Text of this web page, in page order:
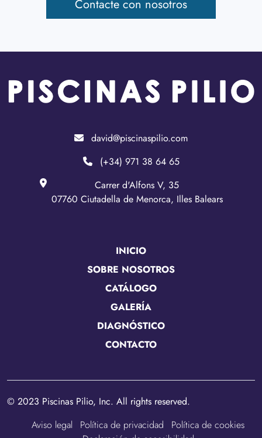
Contacte con nosotros
david@piscinaspilio.com
(+34) 971 38 64 65
Carrer d'Alfons V, 35
07760 Ciutadella de Menorca, Illes Balears
INICIO
SOBRE NOSOTROS
CATÁLOGO
GALERÍA
DIAGNÓSTICO
CONTACTO
© 2023 Piscinas Pilio, Inc. All rights reserved.
Aviso legal
Política de privacidad
Política de cookies